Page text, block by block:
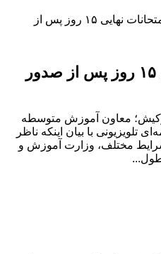
برگزاری امتحانات نهایی ۱۵ روز پس از
برگزاری امتحانات نهایی ۱۵ روز پس از صدور
معاون آموزش متوسطه
با بیان اینکه ناظر
مختلف، وزارت آموزش و